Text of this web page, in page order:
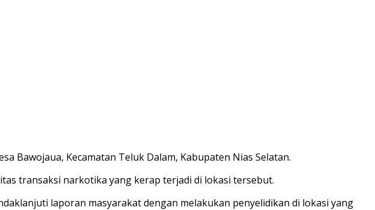
Bawojaua, Kecamatan Teluk Dalam, Kabupaten Nias Selatan.
transaksi narkotika yang kerap terjadi di lokasi tersebut.
laporan masyarakat dengan melakukan penyelidikan di lokasi yang